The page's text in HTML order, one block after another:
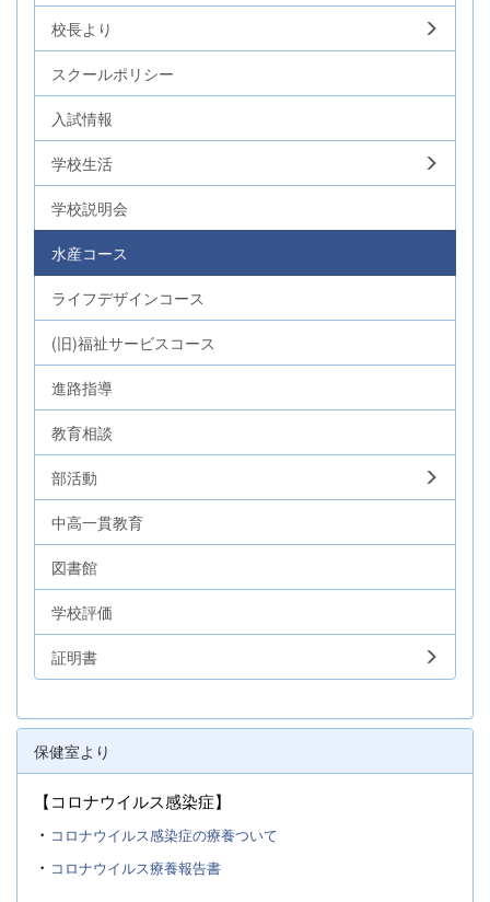
校長より
スクールポリシー
入試情報
学校生活
学校説明会
水産コース
ライフデザインコース
(旧)福祉サービスコース
進路指導
教育相談
部活動
中高一貫教育
図書館
学校評価
証明書
保健室より
【コロナウイルス感染症】
・ コロナウイルス感染症の療養ついて
・ コロナウイルス療養報告書